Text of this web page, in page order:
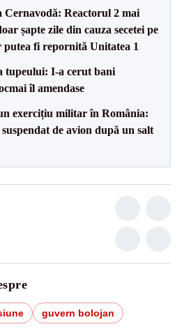
Cernavodă: Reactorul 2 mai
șapte zile din cauza secetei pe
fi repornită Unitatea 1
tupeului: I-a cerut bani
îl amendase
exercițiu militar în România:
de avion după un salt
guvern bolojan